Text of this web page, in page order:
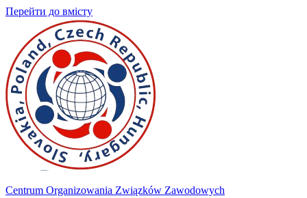
Перейти до вмісту
Centrum Organizowania Związków Zawodowych